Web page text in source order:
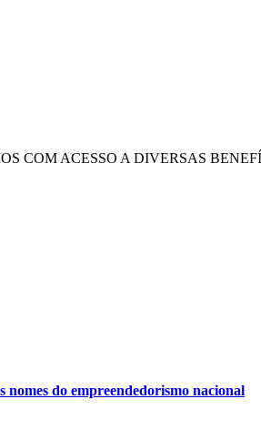
COM ACESSO A DIVERSAS
nomes do empreendedorismo nacional